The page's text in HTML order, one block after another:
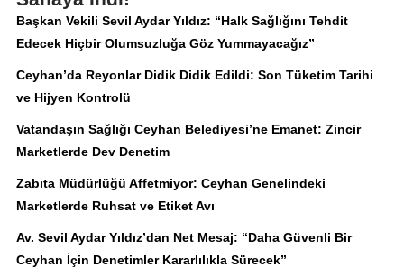
Başkan Vekili Sevil Aydar Yıldız: “Halk Sağlığını Tehdit
Edecek Hiçbir Olumsuzluğa Göz Yummayacağız”
Ceyhan’da Reyonlar Didik Didik Edildi: Son Tüketim Tarihi
ve Hijyen Kontrolü
Vatandaşın Sağlığı Ceyhan Belediyesi’ne Emanet: Zincir
Marketlerde Dev Denetim
Zabıta Müdürlüğü Affetmiyor: Ceyhan Genelindeki
Marketlerde Ruhsat ve Etiket Avı
Av. Sevil Aydar Yıldız’dan Net Mesaj: “Daha Güvenli Bir
Ceyhan İçin Denetimler Kararlılıkla Sürecek”